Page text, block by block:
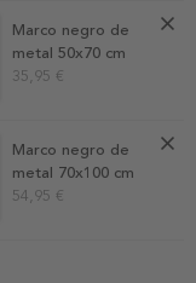
Marco negro de
metal 50x70 cm
35,95 €
Marco negro de
metal 70x100 cm
54,95 €